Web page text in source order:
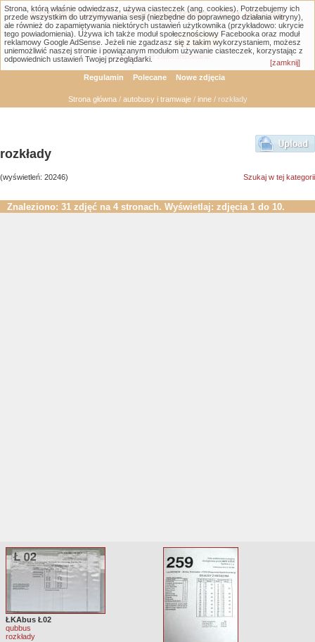
Łódzka Galeria Transportowa - GTLodz.eu
Wyszukiwanie zaawansowane
Regulamin Polecane Nowe zdjęcia
Strona główna/ autobusy i tramwaje/ inne/ rozkłady
rozkłady
(wyświetleń: 20246) Szukaj w tej kategorii
Znaleziono: 31 zdjęć na 4 stronach. Wyświetlaj: zdjęcia 1 do 10.
ŁKAbus Ł02
qubbus
rozkłady
Strona, którą właśnie odwiedzasz, używa ciasteczek (ang. cookies). Potrzebujemy ich
przede wszystkim do utrzymywania sesji (niezbędne do poprawnego działania witryny),
ale również do zapamiętywania niektórych ustawień użytkownika (przykładowo: ukrycie
tego powiadomienia). Używa ich także moduł społecznościowy Facebooka oraz moduł
reklamowy Google AdSense. Jeżeli nie zgadzasz się z takim wykorzystaniem, możesz
uniemożliwić naszej stronie i powiązanym modułom używanie ciasteczek, korzystając z
odpowiednich ustawień Twojej przeglądarki.
[zamknij]